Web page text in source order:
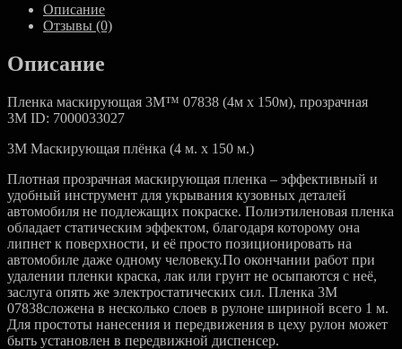
150
м)
Описание
Отзывы (0)
Описание
Пленка маскирующая 3M™ 07838 (4м х 150м), прозрачная
3M ID: 7000033027
3M Маскирующая плёнка (4 м. x 150 м.)
Плотная прозрачная маскирующая пленка – эффективный и
удобный инструмент для укрывания кузовных деталей
автомобиля не подлежащих покраске. Полиэтиленовая пленка
обладает статическим эффектом, благодаря которому она
липнет к поверхности, и её просто позиционировать на
автомобиле даже одному человеку.По окончании работ при
удалении пленки краска, лак или грунт не осыпаются с неё,
заслуга опять же электростатических сил. Пленка 3M
07838сложена в несколько слоев в рулоне шириной всего 1 м.
Для простоты нанесения и передвижения в цеху рулон может
быть установлен в передвижной диспенсер.